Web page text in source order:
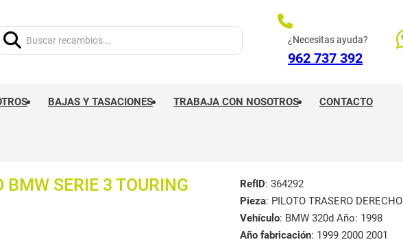
¿Necesitas ayuda?
962 737 392
BAJAS Y TASACIONES TRABAJA CON NOSOTROS CONTACTO
BMW SERIE 3 TOURING
RefID: 364292
Pieza: PILOTO TRASERO DERECHO
Vehículo: BMW 320d Año: 1998
Año fabricación: 1999 2000 2001